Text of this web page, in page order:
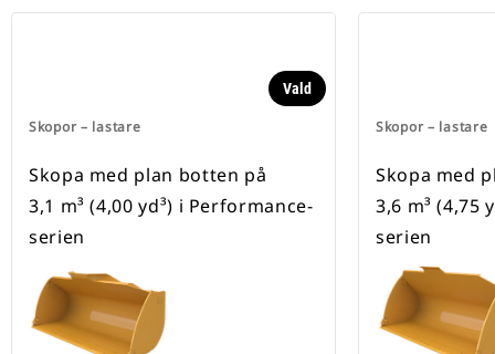
Skopor – lastare
Vald
Skopa med plan botten på
3,1 m³ (4,00 yd³) i Performance-
serien
Skopor – lastare
Skopa med
3,6 m³ (4,75
serien